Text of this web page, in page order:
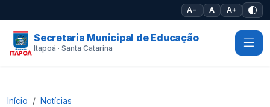
A− A A+
Secretaria Municipal de Educação
Itapoá · Santa Catarina
Início
Notícias